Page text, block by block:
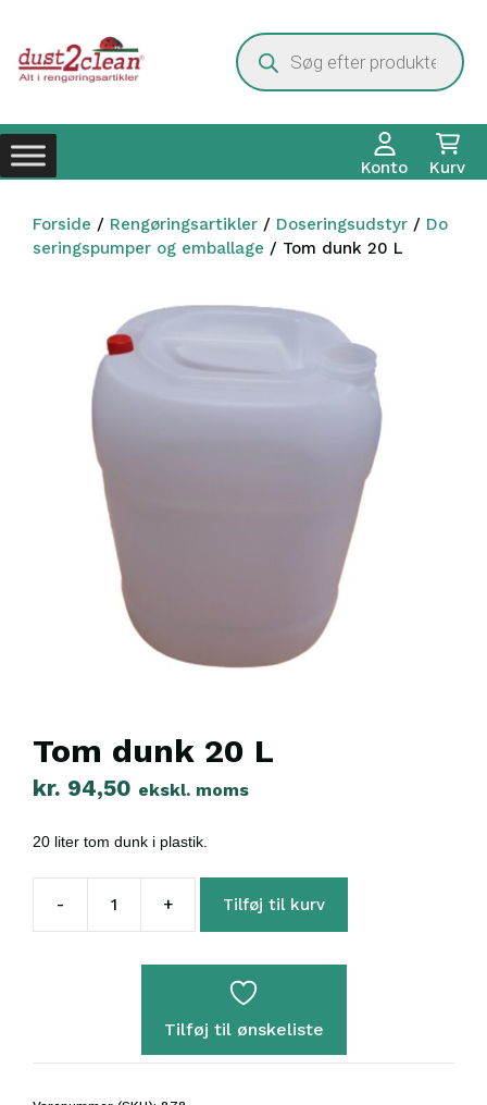
indhold
Products
search
Konto Kurv
Forside / Rengøringsartikler / Doseringsudstyr / Do
seringspumper og emballage / Tom dunk 20 L
Tom dunk 20 L
kr. 94,50 ekskl. moms
20 liter tom dunk i plastik.
-
20
+ Tilføj til kurv
Tilføj til ønskeliste